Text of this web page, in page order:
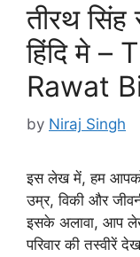
तीरथ सिंह
हिंदि मे –
Rawat
by Niraj Singh
इस लेख में, हम आपको
उम्र, विकी और
इसके अलावा, आप
परिवार की तस्वीरें